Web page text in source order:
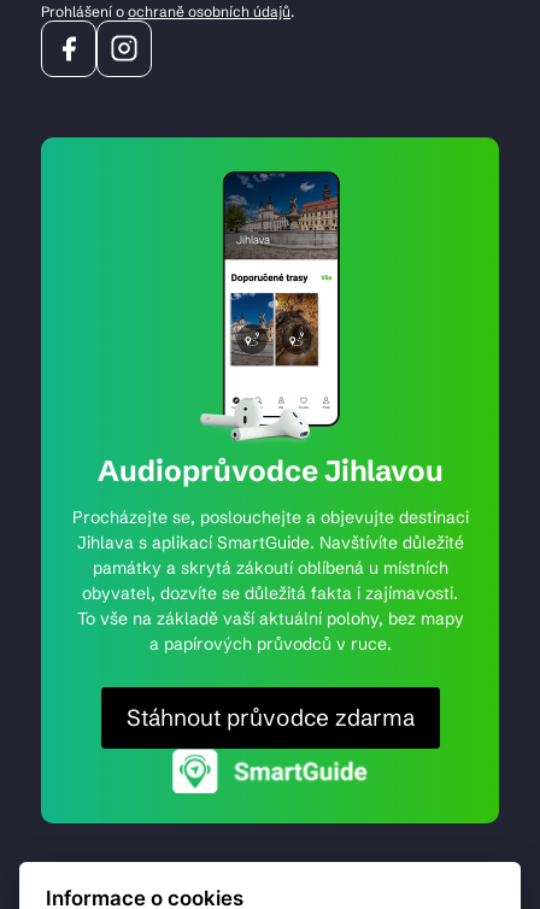
Prohlášení o ochraně osobních údajů.
Audioprůvodce Jihlavou
Procházejte se, poslouchejte a objevujte destinaci
Jihlava s aplikací SmartGuide. Navštívíte důležité
památky a skrytá zákoutí oblíbená u místních
obyvatel, dozvíte se důležitá fakta i zajímavosti.
To vše na základě vaší aktuální polohy, bez mapy
a papírových průvodců v ruce.
Stáhnout průvodce zdarma
Informace o cookies